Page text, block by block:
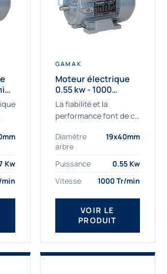
-
Kw
min
GAMAK
Moteur électrique
0.55 kw - 1000
Tr/min - 230/400V -
IE2
La fiabilité et la
performance font de ce
0.55kw un
indispensable de votre
production. Ce moteur
être alimenté...
Diamètre
arbre
19x40mm
Puissance
0.55 Kw
Vitesse
1000 Tr/min
VOIR LE
PRODUIT